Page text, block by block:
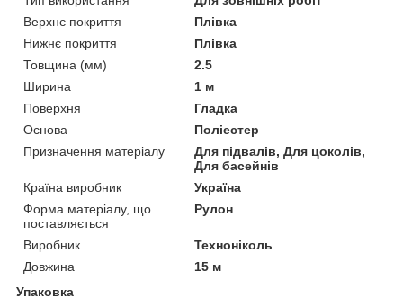
Верхнє покриття
Плівка
Нижнє покриття
Плівка
Товщина (мм)
2.5
Ширина
1 м
Поверхня
Гладка
Основа
Поліестер
Призначення матеріалу
Для підвалів, Для цоколів,
Для басейнів
Країна виробник
Україна
Форма матеріалу, що
поставляється
Рулон
Виробник
Техноніколь
Довжина
15 м
Упаковка